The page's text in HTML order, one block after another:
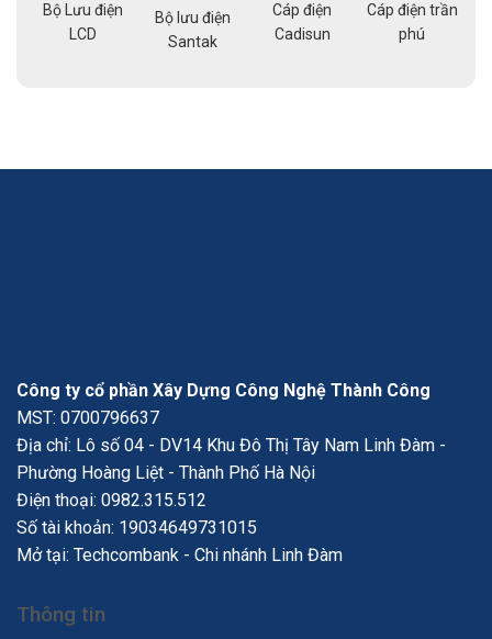
Bộ Lưu điện
LCD
Bộ lưu điện
Santak
Cáp điện
Cadisun
Cáp điện trần
phú
Công ty cổ phần Xây Dựng Công Nghệ Thành Công
MST: 0700796637
Địa chỉ: Lô số 04 - DV14 Khu Đô Thị Tây Nam Linh Đàm -
Phường Hoàng Liệt - Thành Phố Hà Nội
Điện thoại: 0982.315.512
Số tài khoản: 19034649731015
Mở tại: Techcombank - Chi nhánh Linh Đàm
Thông tin